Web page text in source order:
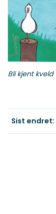
Bli kjent kveld
Sist endret